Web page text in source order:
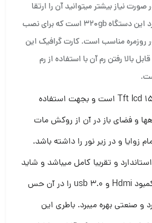
نیاز بیشتر میتوانید آن را ارتقا
دهید. حافظه جانبی یا همان هارد این دستگاه ۳۲۰gb است که برای نصب
روزمره مناسب است. کارت گرافیک این
دستگاه اینتل و با چیپست H55 قابل بالا رفتن رم آن با استفاده از رم
صفحه نمایش این دستگاه ۱۵٫۴ Tft lcd است و بجهت استفاده
و فضای باز در آن از روکش مات
زوایا و در زیر نور را داشته باشد.
و تقریبا کامل میباشد و شاید
تنها به علت سال ساخت شما کمبود Hdmi و usb 3.0 را در آن حس
و صنعتی بهره میبرد. باطری این